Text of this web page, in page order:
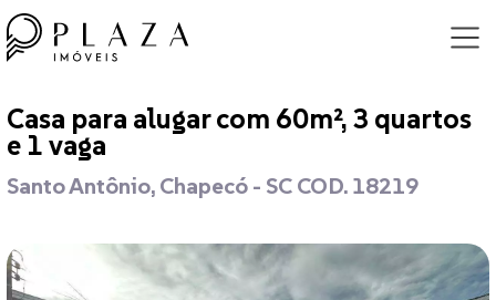
Casa para alugar com 60m², 3 quartos
e 1 vaga
Santo Antônio, Chapecó - SC COD. 18219